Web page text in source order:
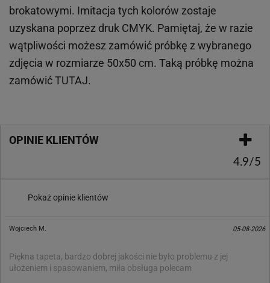
brokatowymi. Imitacja tych kolorów zostaje
uzyskana poprzez druk CMYK. Pamiętaj, że w razie
wątpliwości możesz zamówić próbkę z wybranego
zdjęcia w rozmiarze 50x50 cm. Taką próbkę można
zamówićTUTAJ.
OPINIE KLIENTÓW
4.9/5
Pokaż opinie klientów
Wojciech M. 05-08-2026
Piękna tapeta, bardzo dobrej jakości nie było problemu z jej
ułożeniem i spasowaniem, miła obsługa polecam